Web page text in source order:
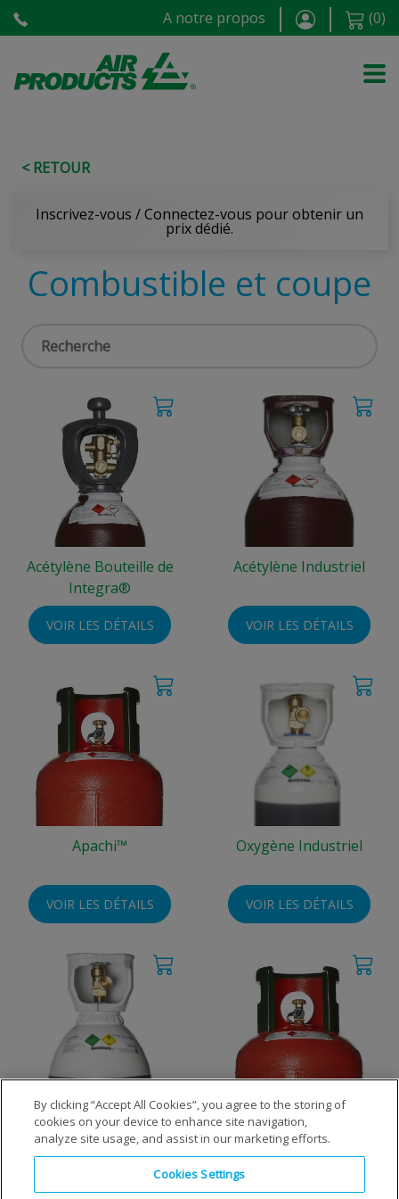
A notre propos (0)
< RETOUR
Inscrivez-vous / Connectez-vous pour obtenir un
prix dédié.
Combustible et coupe
Acétylène Bouteille de
Integra®
VOIR LES DÉTAILS
Acétylène Industriel
VOIR LES DÉTAILS
Apachi™
VOIR LES DÉTAILS
Oxygène Industriel
VOIR LES DÉTAILS
Oxygène Performance Propane
By clicking “Accept All Cookies”, you agree to the storing of
cookies on your device to enhance site navigation,
analyze site usage, and assist in our marketing efforts.
Cookies Settings